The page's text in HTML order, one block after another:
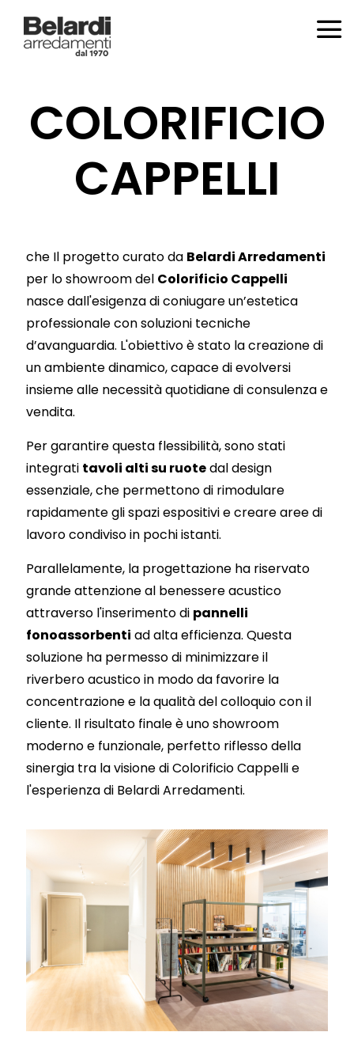
COLORIFICIO
CAPPELLI
che Il progetto curato da Belardi Arredamenti
per lo showroom del Colorificio Cappelli
nasce dall'esigenza di coniugare un’estetica
professionale con soluzioni tecniche
d’avanguardia. L'obiettivo è stato la creazione di
un ambiente dinamico, capace di evolversi
insieme alle necessità quotidiane di consulenza e
vendita.
Per garantire questa flessibilità, sono stati
integrati tavoli alti su ruotedal design
essenziale, che permettono di rimodulare
rapidamente gli spazi espositivi e creare aree di
lavoro condiviso in pochi istanti.
Parallelamente, la progettazione ha riservato
grande attenzione al benessere acustico
attraverso l'inserimento di pannelli
fonoassorbenti ad alta efficienza. Questa
soluzione ha permesso di minimizzare il
riverbero acustico in modo da favorire la
concentrazione e la qualità del colloquio con il
cliente. Il risultato finale è uno showroom
moderno e funzionale, perfetto riflesso della
sinergia tra la visione di Colorificio Cappelli e
l'esperienza di Belardi Arredamenti.